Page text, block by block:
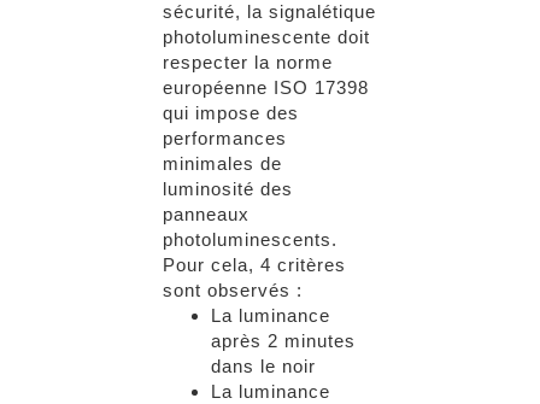
sécurité, la signalétique
photoluminescente doit
respecter la norme
européenne ISO 17398
qui impose des
performances
minimales de
luminosité des
panneaux
photoluminescents.
Pour cela, 4 critères
sont observés :
La luminance
après 2 minutes
dans le noir
La luminance